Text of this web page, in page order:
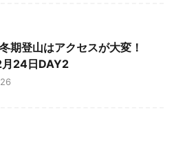
期登山はアクセスが大変！
24日DAY2